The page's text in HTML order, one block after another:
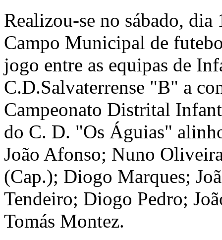
Realizou-se no sábado,
Campo Municipal de
jogo entre as equipas de
C.D.Salvaterrense "B" a
Campeonato Distrital
do C. D. "Os Águias"
João Afonso; Nuno
(Cap.); Diogo Marques;
Tendeiro; Diogo Pedro;
Tomás Montez.